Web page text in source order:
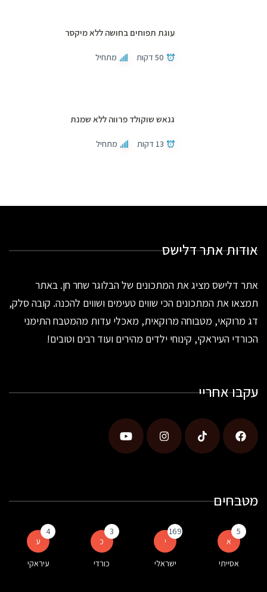
עוגת תפוחים בחושה ללא מיקסר
50 דקות מתחיל
גנאש שוקולד פרווה ללא שמנת
13 דקות מתחיל
אודות אתר דלישס
אתר דלישס מציג את המתכונים של הבלוגר שחר חן. באתר
תמצאו את המתכונים הכי שווים טעימים ושווים להכנה. קובה סלק,
דג מרוקאי, מטבוחה מרוקאית, מאכלי עדות מהמטבח התימני
הכורדי העיראקי, קינוחי ילדים מהירים ועוד רבים וטובים!
עקבו אחריי
מטבחים
א
5
אסייתי
י
169
ישראלי
כ
3
כורדי
ע
4
עיראקי